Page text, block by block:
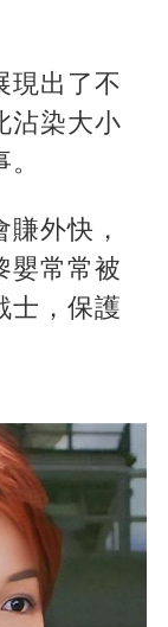
現出了不
沾染大小
外快，
嬰常常被
士，保護